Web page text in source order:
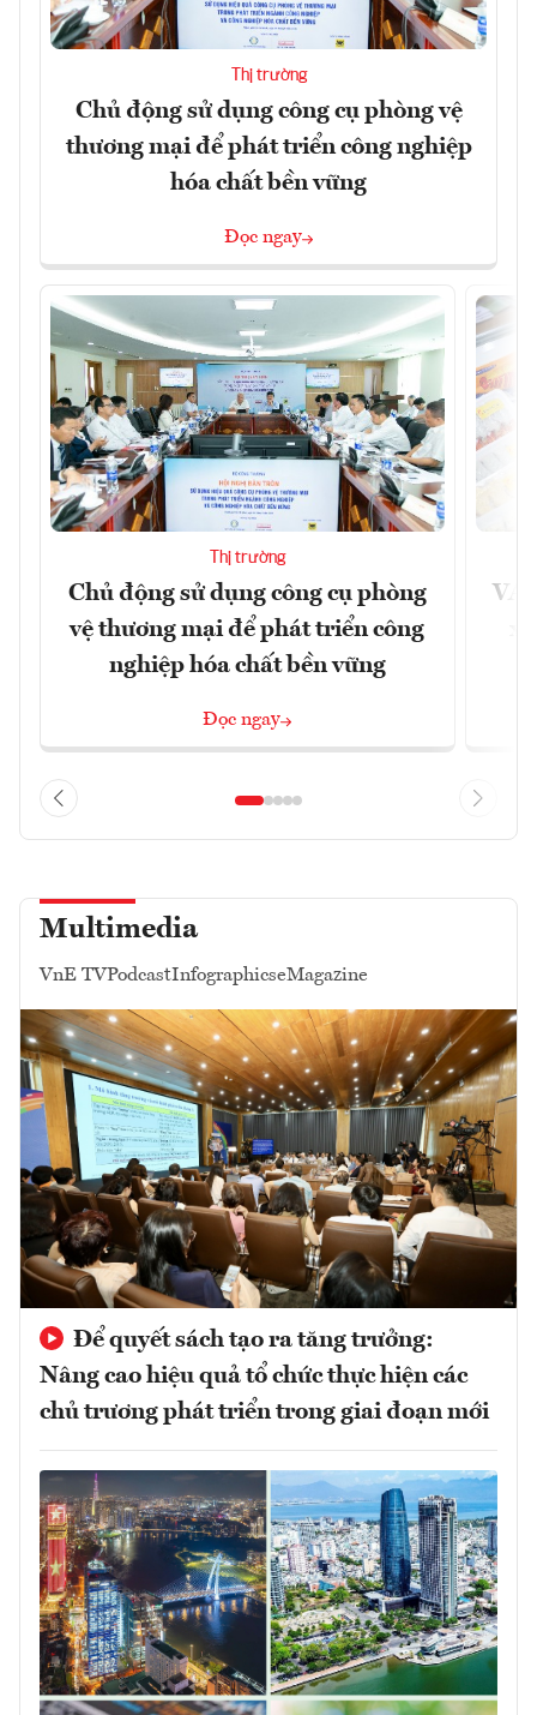
Thị trường
Chủ động sử dụng công cụ phòng vệ
thương mại để phát triển công nghiệp
hóa chất bền vững
Đọc ngay
Thị trường
Chủ động sử dụng công cụ phòng
vệ thương mại để phát triển công
nghiệp hóa chất bền vững
Đọc ngay
Multimedia
VnE TVPodcastInfographicseMagazine
Để quyết sách tạo ra tăng trưởng:
Nâng cao hiệu quả tổ chức thực hiện các
chủ trương phát triển trong giai đoạn mới